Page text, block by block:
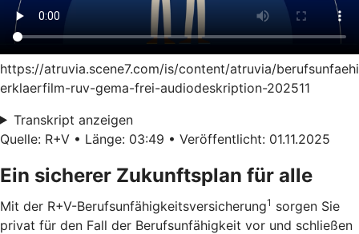
https://atruvia.scene7.com/is/content/atruvia/
erklaerfilm-ruv-gema-frei-audiodeskription-202511
Transkript anzeigen
Quelle: R+V • Länge: 03:49 • Veröffentlicht: 01.11.2025
Ein sicherer Zukunftsplan für alle
Mit der R+V-Berufsunfähigkeitsversicherung1 sorgen Sie
privat für den Fall der Berufsunfähigkeit vor und schließen